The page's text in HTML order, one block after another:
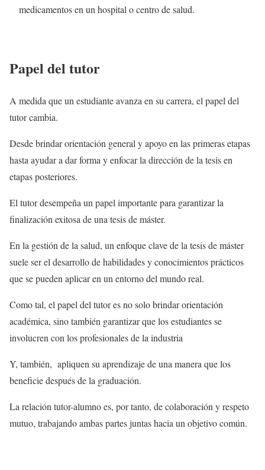
medicamentos en un hospital o centro de salud.
Papel del tutor
A medida que un estudiante avanza en su carrera, el papel del
tutor cambia.
Desde brindar orientación general y apoyo en las primeras etapas
hasta ayudar a dar forma y enfocar la dirección de la tesis en
etapas posteriores.
El tutor desempeña un papel importante para garantizar la
finalización exitosa de una tesis de máster.
En la gestión de la salud, un enfoque clave de la tesis de máster
suele ser el desarrollo de habilidades y conocimientos prácticos
que se pueden aplicar en un entorno del mundo real.
Como tal, el papel del tutor es no solo brindar orientación
académica, sino también garantizar que los estudiantes se
involucren con los profesionales de la industria
Y, también, apliquen su aprendizaje de una manera que los
beneficie después de la graduación.
La relación tutor-alumno es, por tanto, de colaboración y respeto
mutuo, trabajando ambas partes juntas hacia un objetivo común.